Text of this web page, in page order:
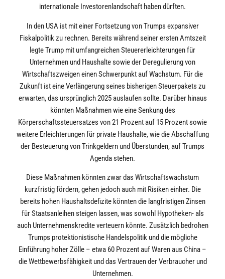
internationale Investorenlandschaft haben dürften.
In den USA ist mit einer Fortsetzung von Trumps expansiver
Fiskalpolitik zu rechnen. Bereits während seiner ersten Amtszeit
legte Trump mit umfangreichen Steuererleichterungen für
Unternehmen und Haushalte sowie der Deregulierung von
Wirtschaftszweigen einen Schwerpunkt auf Wachstum. Für die
Zukunft ist eine Verlängerung seines bisherigen Steuerpakets zu
erwarten, das ursprünglich 2025 auslaufen sollte. Darüber hinaus
könnten Maßnahmen wie eine Senkung des
Körperschaftssteuersatzes von 21 Prozent auf 15 Prozent sowie
weitere Erleichterungen für private Haushalte, wie die Abschaffung
der Besteuerung von Trinkgeldern und Überstunden, auf Trumps
Agenda stehen.
Diese Maßnahmen könnten zwar das Wirtschaftswachstum
kurzfristig fördern, gehen jedoch auch mit Risiken einher. Die
bereits hohen Haushaltsdefizite könnten die langfristigen Zinsen
für Staatsanleihen steigen lassen, was sowohl Hypotheken- als
auch Unternehmenskredite verteuern könnte. Zusätzlich bedrohen
Trumps protektionistische Handelspolitik und die mögliche
Einführung hoher Zölle – etwa 60 Prozent auf Waren aus China –
die Wettbewerbsfähigkeit und das Vertrauen der Verbraucher und
Unternehmen.